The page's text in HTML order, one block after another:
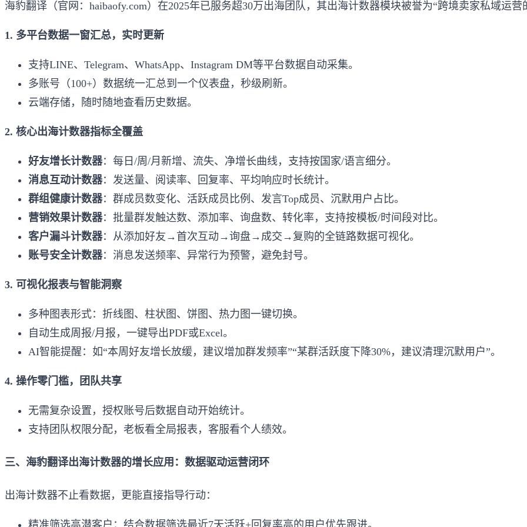
海豹翻译（官网：haibaofy.com）在2025年已服务超30万出海团队，其出海计数器模块被誉为“跨境卖家私域运营
1. 多平台数据一窗汇总，实时更新
支持LINE、Telegram、WhatsApp、Instagram DM等平台数据自动采集。
多账号（100+）数据统一汇总到一个仪表盘，秒级刷新。
云端存储，随时随地查看历史数据。
2. 核心出海计数器指标全覆盖
好友增长计数器：每日/周/月新增、流失、净增长曲线，支持按国家/语言细分。
消息互动计数器：发送量、阅读率、回复率、平均响应时长统计。
群组健康计数器：群成员数变化、活跃成员比例、发言Top成员、沉默用户占比。
营销效果计数器：批量群发触达数、添加率、询盘数、转化率，支持按模板/时间段对比。
客户漏斗计数器：从添加好友→首次互动→询盘→成交→复购的全链路数据可视化。
账号安全计数器：消息发送频率、异常行为预警，避免封号。
3. 可视化报表与智能洞察
多种图表形式：折线图、柱状图、饼图、热力图一键切换。
自动生成周报/月报，一键导出PDF或Excel。
AI智能提醒：如“本周好友增长放缓，建议增加群发频率”“某群活跃度下降30%，建议清理沉默用户”。
4. 操作零门槛，团队共享
无需复杂设置，授权账号后数据自动开始统计。
支持团队权限分配，老板看全局报表，客服看个人绩效。
三、海豹翻译出海计数器的增长应用：数据驱动运营闭环
出海计数器不止看数据，更能直接指导行动：
精准筛选高潜客户：结合数据筛选最近7天活跃+回复率高的用户优先跟进。